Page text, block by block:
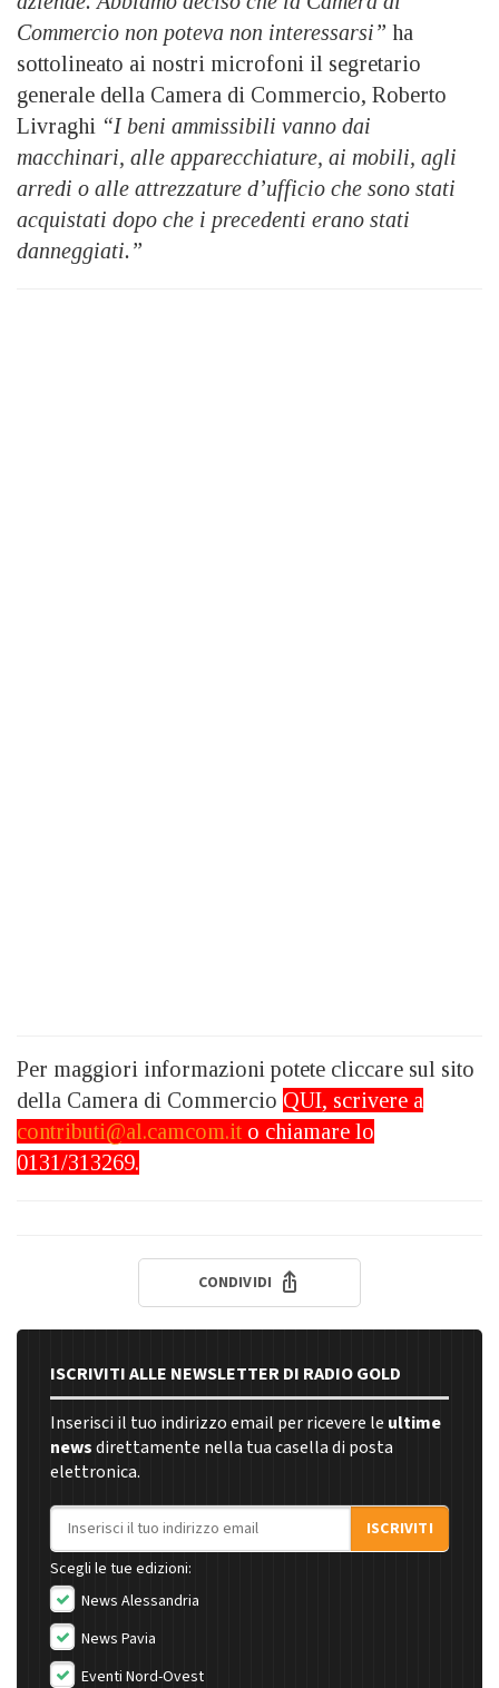
Commercio non poteva non interessarsi” ha
sottolineato ai nostri microfoni il segretario
generale della Camera di Commercio, Roberto
Livraghi “I beni ammissibili vanno dai
macchinari, alle apparecchiature, ai mobili, agli
arredi o alle attrezzature d’ufficio che sono stati
acquistati dopo che i precedenti erano stati
danneggiati.”
Per maggiori informazioni potete cliccare sul sito
della Camera di Commercio QUI, scrivere a
contributi@al.camcom.it o chiamare lo
0131/313269.
CONDIVIDI
ISCRIVITI ALLE NEWSLETTER DI RADIO GOLD
Inserisci il tuo indirizzo email per ricevere le ultime
newsdirettamente nella tua casella di posta
elettronica.
Indirizzo email
ISCRIVITI
Scegli le tue edizioni:
News Alessandria
News Pavia
Eventi Nord-Ovest